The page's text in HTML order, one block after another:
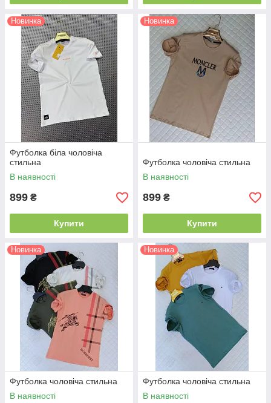
Новинка
Футболка біла чоловіча
стильна
В наявності
899 ₴
Купити
Новинка
Футболка чоловіча стильна
В наявності
899 ₴
Купити
Новинка
Футболка чоловіча стильна
В наявності
Новинка
Футболка чоловіча стильна
В наявності